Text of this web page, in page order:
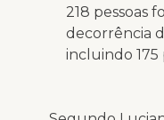
218 pessoas
decorrência
incluindo 175